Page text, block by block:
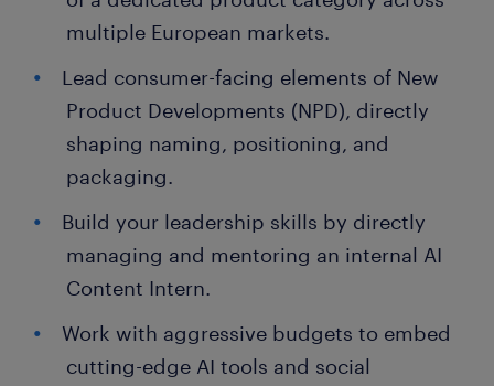
multiple European markets.
Lead consumer-facing elements of New
Product Developments (NPD), directly
shaping naming, positioning, and
packaging.
Build your leadership skills by directly
managing and mentoring an internal AI
Content Intern.
Work with aggressive budgets to embed
cutting-edge AI tools and social